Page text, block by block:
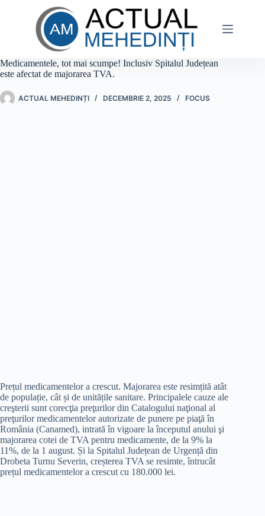
Medicamentele, tot mai scumpe! Inclusiv Spitalul Județean
este afectat de majorarea TVA.
ACTUAL MEHEDINȚI DECEMBRIE 2, 2025 FOCUS
Prețul medicamentelor a crescut. Majorarea este resimțită atât
de populație, cât și de unitățile sanitare. Principalele cauze ale
creşterii sunt corecţia preţurilor din Catalogului naţional al
preţurilor medicamentelor autorizate de punere pe piaţă în
România (Canamed), intrată în vigoare la începutul anului şi
majorarea cotei de TVA pentru medicamente, de la 9% la
11%, de la 1 august. Și la Spitalul Județean de Urgență din
Drobeta Turnu Severin, creșterea TVA se resimte, întrucât
prețul medicamentelor a crescut cu 180.000 lei.